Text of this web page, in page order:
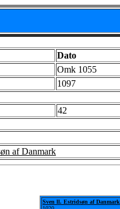
Dato
Omk 1055
1097
42
af Danmark
Sven ll. Estridsøn af Danmark